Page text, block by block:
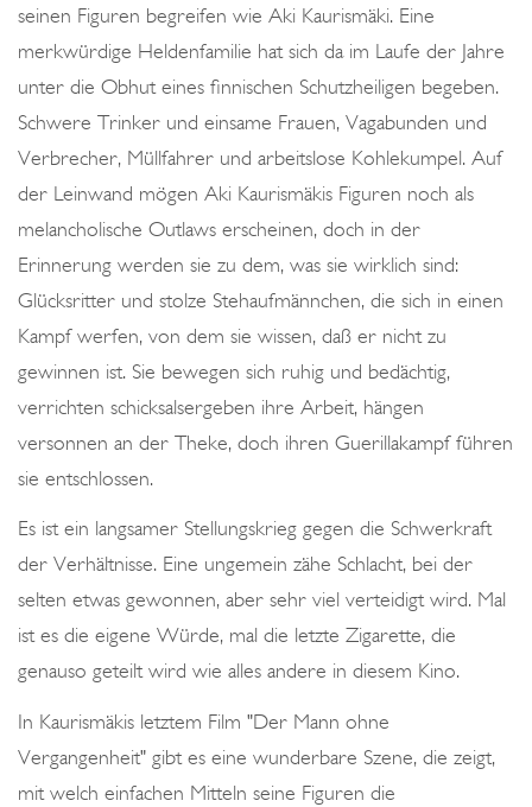
seinen Figuren begreifen wie Aki Kaurismäki. Eine
merkwürdige Heldenfamilie hat sich da im Laufe der Jahre
unter die Obhut eines finnischen Schutzheiligen begeben.
Schwere Trinker und einsame Frauen, Vagabunden und
Verbrecher, Müllfahrer und arbeitslose Kohlekumpel. Auf
der Leinwand mögen Aki Kaurismäkis Figuren noch als
melancholische Outlaws erscheinen, doch in der
Erinnerung werden sie zu dem, was sie wirklich sind:
Glücksritter und stolze Stehaufmännchen, die sich in einen
Kampf werfen, von dem sie wissen, daß er nicht zu
gewinnen ist. Sie bewegen sich ruhig und bedächtig,
verrichten schicksalsergeben ihre Arbeit, hängen
versonnen an der Theke, doch ihren Guerillakampf führen
sie entschlossen.
Es ist ein langsamer Stellungskrieg gegen die Schwerkraft
der Verhältnisse. Eine ungemein zähe Schlacht, bei der
selten etwas gewonnen, aber sehr viel verteidigt wird. Mal
ist es die eigene Würde, mal die letzte Zigarette, die
genauso geteilt wird wie alles andere in diesem Kino.
In Kaurismäkis letztem Film "Der Mann ohne
Vergangenheit" gibt es eine wunderbare Szene, die zeigt,
mit welch einfachen Mitteln seine Figuren die